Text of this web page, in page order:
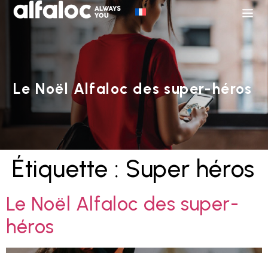
Le Noël Alfaloc des super-héros
Étiquette : Super héros
Le Noël Alfaloc des super-
héros